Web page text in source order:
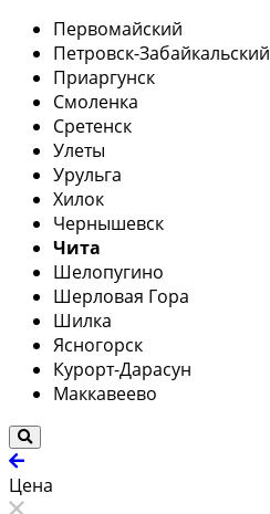
Первомайский
Петровск-Забайкальский
Приаргунск
Смоленка
Сретенск
Улеты
Урульга
Хилок
Чернышевск
Чита
Шелопугино
Шерловая Гора
Шилка
Ясногорск
Курорт-Дарасун
Маккавеево
Цена